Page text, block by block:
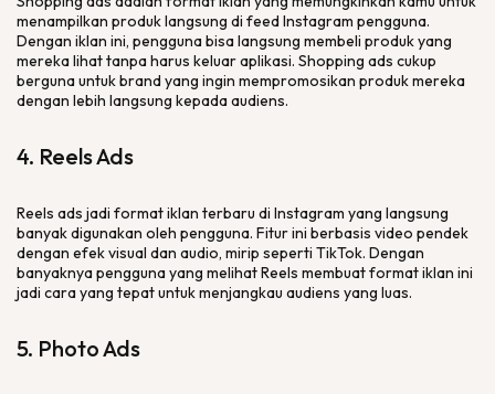
menampilkan produk langsung di feedInstagram pengguna.
Dengan iklan ini, pengguna bisa langsung membeli produk yang
mereka lihat tanpa harus keluar aplikasi. Shopping ads cukup
berguna untukbrandyang ingin mempromosikan produk mereka
dengan lebih langsung kepada audiens.
4. Reels Ads
Reels ads jadi format iklan terbaru di Instagram yang langsung
banyak digunakan oleh pengguna. Fitur ini berbasis video pendek
dengan efek visual dan audio, mirip seperti TikTok. Dengan
banyaknya pengguna yang melihatReels membuat format iklan ini
jadi cara yang tepat untuk menjangkau audiens yang luas.
5. Photo Ads